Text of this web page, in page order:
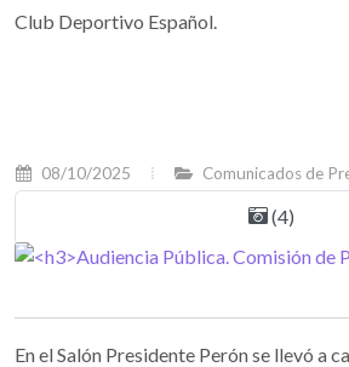
Club Deportivo Español.
08/10/2025 Comunicados de
(4)
En el Salón Presidente Perón se llevó a